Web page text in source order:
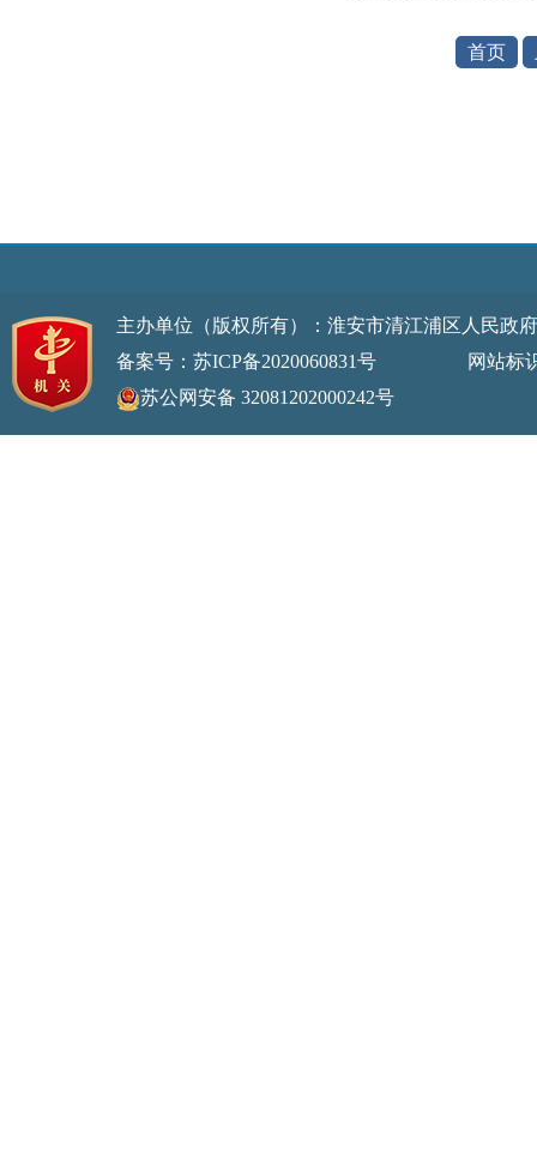
首页
主办单位（版权所有）：淮安市清江浦区人民
备案号：苏ICP备2020060831号
网站标识码
苏公网安备 32081202000242号